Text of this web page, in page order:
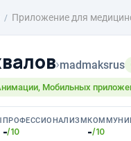
Приложение для
›madmaksrus
Мобильных
ПРОФЕССИОНАЛИЗМ
-/10 -/10